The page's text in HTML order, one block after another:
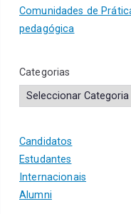
Comunidades de
pedagógica
Categorias
Candidatos
Estudantes
Internacionais
Alumni